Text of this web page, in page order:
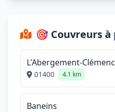
🎯 Couvreurs
L'Abergement-
01400 4.1 km
Baneins